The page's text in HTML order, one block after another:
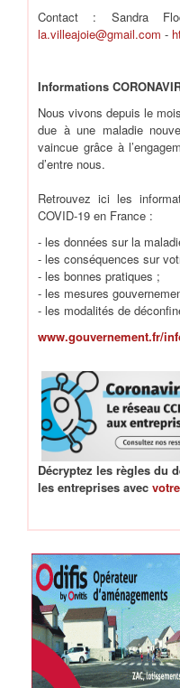
Contact : Sandra
la.villeajoie@gmail.com -
Informations
Nous vivons depuis le
due à une maladie
vaincue grâce à
d’entre nous.
Retrouvez ici les
COVID-19 en France :
- les données sur la
- les conséquences sur
- les bonnes pratiques ;
- les mesures
- les modalités de
www.gouvernement.fr/
Décryptez les règles du
les entreprises avec